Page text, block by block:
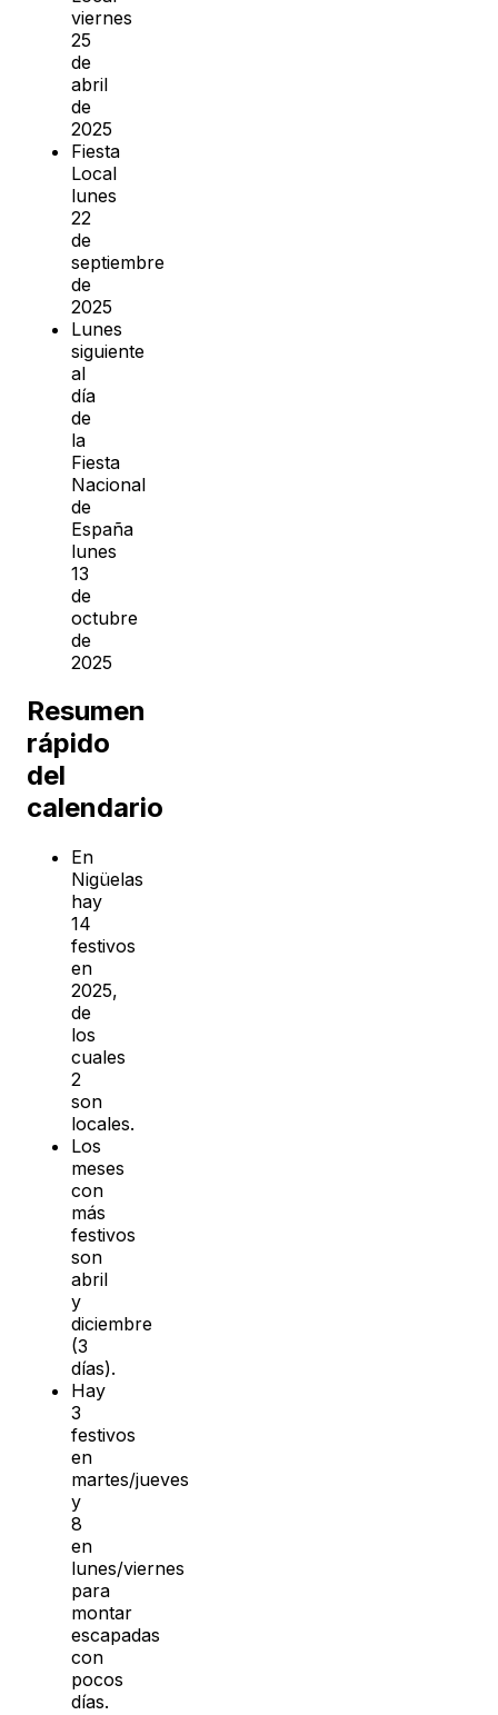
viernes
25
de
abril
de
2025
Fiesta
Local
lunes
22
de
septiembre
de
2025
Lunes
siguiente
al
día
de
la
Fiesta
Nacional
de
España
lunes
13
de
octubre
de
2025
Resumen
rápido
del
calendario
En
Nigüelas
hay
14
festivos
en
2025,
de
los
cuales
2
son
locales.
Los
meses
con
más
festivos
son
abril
y
diciembre
(3
días).
Hay
3
festivos
en
martes/jueves
y
8
en
lunes/viernes
para
montar
escapadas
con
pocos
días.